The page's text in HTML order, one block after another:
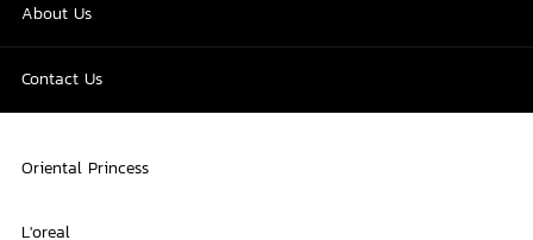
About Us
Contact Us
Oriental Princess
L'oreal